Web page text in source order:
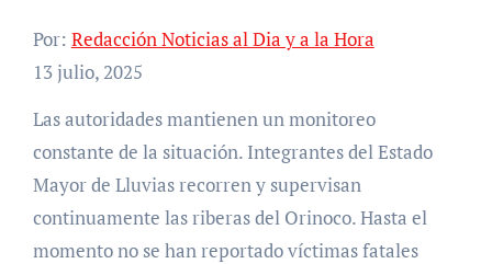
Por: Redacción Noticias al Dia y a la Hora
13 julio, 2025
Las autoridades mantienen un monitoreo
constante de la situación. Integrantes del Estado
Mayor de Lluvias recorren y supervisan
continuamente las riberas del Orinoco. Hasta el
momento no se han reportado víctimas fatales